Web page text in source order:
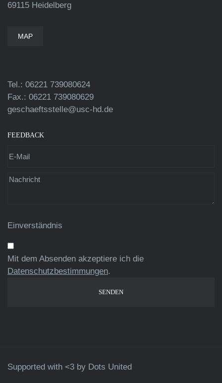
69115 Heidelberg
MAP
Tel.: 06221 739080624
Fax.: 06221 739080629
geschaeftsstelle@usc-hd.de
FEEDBACK
Einverständnis
Mit dem Absenden akzeptiere ich die
Datenschutzbestimmungen.
Supported with <3 by Dots United